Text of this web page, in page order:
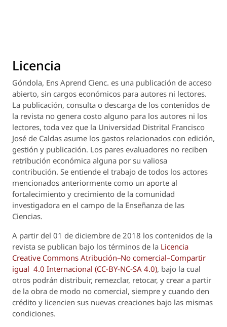
Licencia
Góndola, Ens Aprend Cienc. es una publicación de acceso
abierto, sin cargos económicos para autores ni lectores.
La publicación, consulta o descarga de los contenidos de
la revista no genera costo alguno para los autores ni los
lectores, toda vez que la Universidad Distrital Francisco
José de Caldas asume los gastos relacionados con edición,
gestión y publicación. Los pares evaluadores no reciben
retribución económica alguna por su valiosa
contribución. Se entiende el trabajo de todos los actores
mencionados anteriormente como un aporte al
fortalecimiento y crecimiento de la comunidad
investigadora en el campo de la Enseñanza de las
Ciencias.
A partir del 01 de diciembre de 2018 los contenidos de la
revista se publican bajo los términos de la Licencia
Creative Commons Atribución–No comercial–Compartir
igual 4.0 Internacional (CC-BY-NC-SA 4.0), bajo la cual
otros podrán distribuir, remezclar, retocar, y crear a partir
de la obra de modo no comercial, siempre y cuando den
crédito y licencien sus nuevas creaciones bajo las mismas
condiciones.